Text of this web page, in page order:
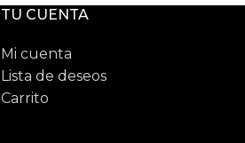
TU CUENTA
Mi cuenta
Lista de deseos
Carrito